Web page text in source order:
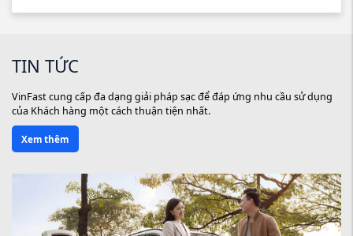
TIN TỨC
VinFast cung cấp đa dạng giải pháp sạc để đáp ứng nhu cầu sử dụng
của Khách hàng một cách thuận tiện nhất.
Xem thêm